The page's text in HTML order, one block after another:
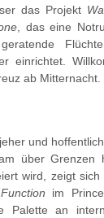
das Projekt
, das eine
einrichtet.
ab Mitternacht.
und
über Grenzen
wird, zeigt sich
im
Palette an